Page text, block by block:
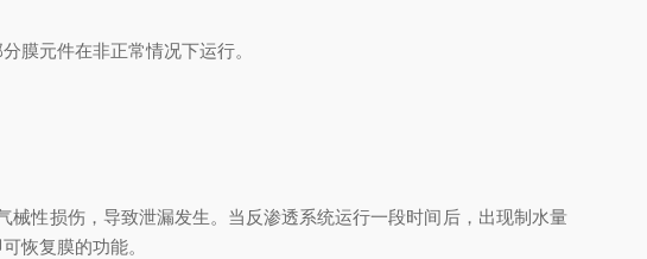
元件在非正常情况下运行。
性损伤，导致泄漏发生。当反渗透系统运行一段时间后，出现制水量
恢复膜的功能。